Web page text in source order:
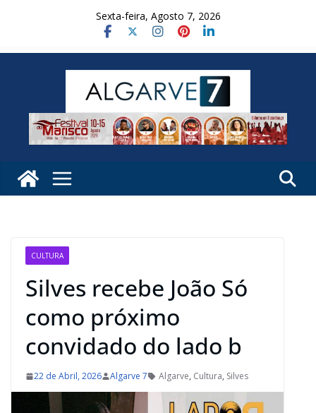
Sexta-feira, Agosto 7, 2026
CULTURA
Silves recebe João Só
como próximo
convidado do lado b
22 de Abril, 2026 Algarve 7 Algarve, Cultura, Silves